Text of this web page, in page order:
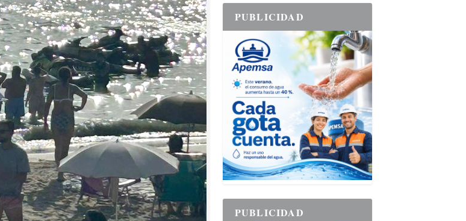
PUBLICIDAD
PUBLICIDAD